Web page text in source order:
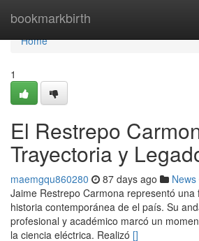
bookmarkbirth
Home
Home
1
El Restrepo
Trayectoria y
maemgqu860280 87 days ago News
Jaime Restrepo Carmona representó una
historia contemporánea de el país. Su
profesional y académico marcó un
la ciencia eléctrica. Realizó []